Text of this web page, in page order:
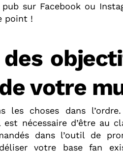
sur Facebook ou
point !
des
votre
les choses dans
nécessaire d’être au
dans l’outil de
votre base fan